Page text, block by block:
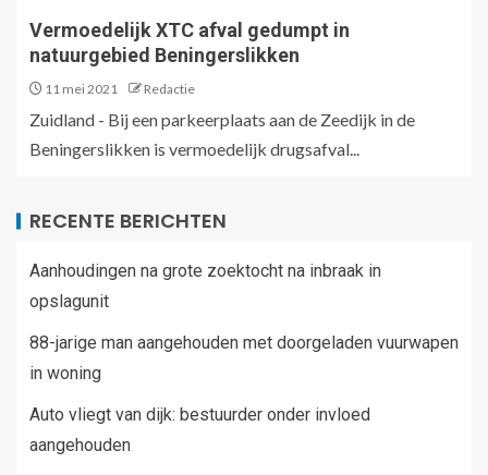
Vermoedelijk XTC afval gedumpt in
natuurgebied Beningerslikken
11 mei 2021 Redactie
Zuidland - Bij een parkeerplaats aan de Zeedijk in de
Beningerslikken is vermoedelijk drugsafval...
RECENTE BERICHTEN
Aanhoudingen na grote zoektocht na inbraak in
opslagunit
88-jarige man aangehouden met doorgeladen vuurwapen
in woning
Auto vliegt van dijk: bestuurder onder invloed
aangehouden